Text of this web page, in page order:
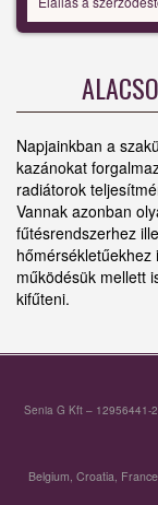
Napjainkban a
kazánokat
radiátorok
Vannak azonban
fűtésrendszerhez
működésük mellett
kifűteni.
Senia G Kft – 12956441-
Belgium, Croatia, France